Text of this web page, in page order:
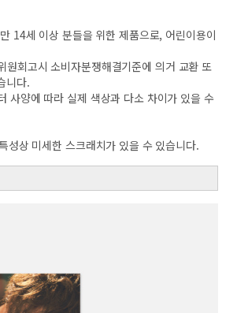
14세 이상 분들을 위한 제품으로, 어린이용이
원회고시 소비자분쟁해결기준에 의거 교환 또
니다.
사양에 따라 실제 색상과 다소 차이가 있을 수
성상 미세한 스크래치가 있을 수 있습니다.